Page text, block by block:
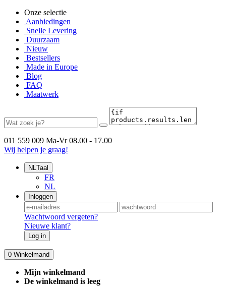
Onze selectie
Aanbiedingen
Snelle Levering
Duurzaam
Nieuw
Bestsellers
Made in Europe
Blog
FAQ
Maatwerk
011 559 009 Ma-Vr 08.00 - 17.00
Wij helpen je graag!
NLTaal
FR
NL
Inloggen
Wachtwoord vergeten?
Nieuwe klant?
Log in
0 Winkelmand
Mijn winkelmand
De winkelmand is leeg